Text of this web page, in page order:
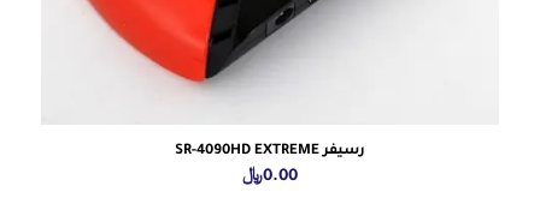
رسيفر SR-4090HD EXTREME
0.00﷼